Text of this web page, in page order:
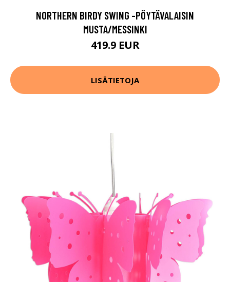
NORTHERN BIRDY SWING -PÖYTÄVALAISIN
MUSTA/MESSINKI
419.9 EUR
LISÄTIETOJA